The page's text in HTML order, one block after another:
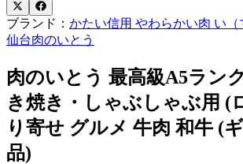
ブランド： かたい信用 やわらかい肉 い（
仙台肉のいとう
肉のいとう 最高級A5ラン
き焼き・しゃぶしゃぶ用 (
り寄せ グルメ 牛肉 和牛 (
品)